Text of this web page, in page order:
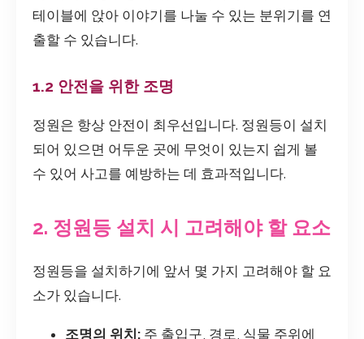
테이블에 앉아 이야기를 나눌 수 있는 분위기를 연
출할 수 있습니다.
1.2 안전을 위한 조명
정원은 항상 안전이 최우선입니다. 정원등이 설치
되어 있으면 어두운 곳에 무엇이 있는지 쉽게 볼
수 있어 사고를 예방하는 데 효과적입니다.
2. 정원등 설치 시 고려해야 할 요소
정원등을 설치하기에 앞서 몇 가지 고려해야 할 요
소가 있습니다.
조명의 위치: 주 출입구, 경로, 식물 주위에